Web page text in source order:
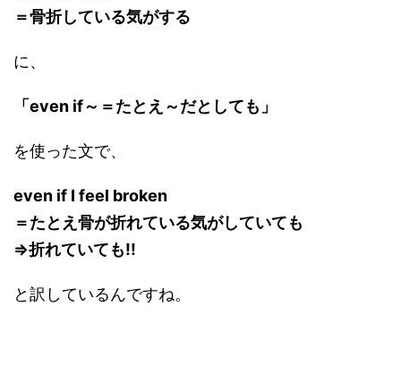
＝骨折している気がする
に、
「even if～＝たとえ～だとしても」
を使った文で、
even if I feel broken
＝たとえ骨が折れている気がしていても
⇒折れていても!!
と訳しているんですね。